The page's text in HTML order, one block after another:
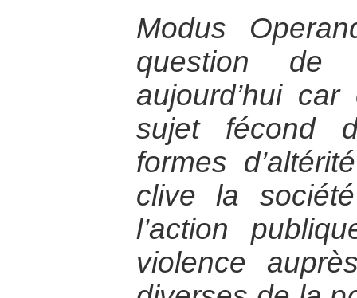
Modus
question de
aujourd’hui
sujet fécond
formes
clive la
l’action
violence